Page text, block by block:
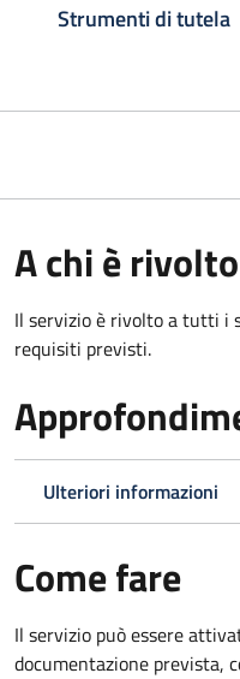
Strumenti di tutela
A chi è rivolto
Il servizio è rivolto a tutti i
requisiti previsti.
Ulteriori informazioni
Come fare
Il servizio può essere
documentazione prevista,